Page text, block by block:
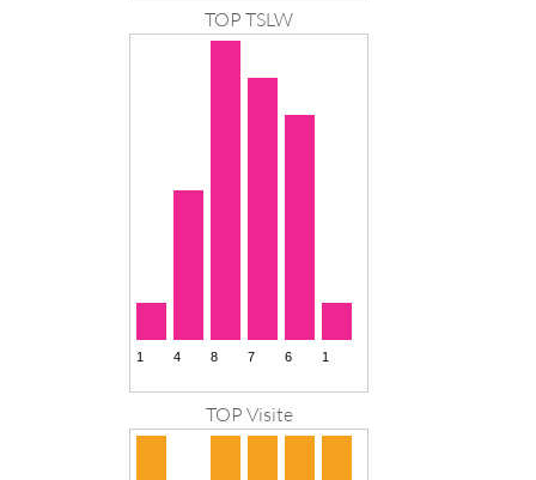
TOP TSLW
TOP Visite